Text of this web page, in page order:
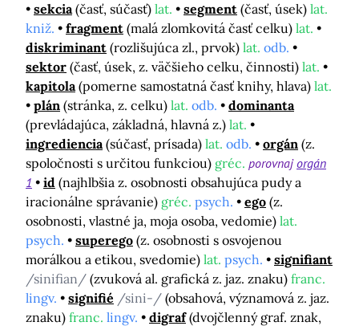
sekcia (časť, súčasť) lat. segment (časť, úsek) lat.
kniž.
fragment (malá zlomkovitá časť celku) lat.
diskriminant (rozlišujúca zl., prvok) lat. odb.
sektor (časť, úsek, z. väčšieho celku, činnosti) lat.
kapitola (pomerne samostatná časť knihy, hlava) lat.
plán (stránka, z. celku) lat. odb.
dominanta
(prevládajúca, základná, hlavná z.) lat.
ingrediencia (súčasť, prísada) lat. odb. orgán (z.
spoločnosti s určitou funkciou) gréc. porovnajorgán
1
id (najhlbšia z. osobnosti obsahujúca pudy a
iracionálne správanie) gréc. psych. ego (z.
osobnosti, vlastné ja, moja osoba, vedomie) lat.
psych.
superego (z. osobnosti s osvojenou
morálkou a etikou, svedomie) lat. psych.
signifiant
/sinifian/ (zvuková al. grafická z. jaz. znaku) franc.
lingv.
signifié /sini-/ (obsahová, významová z. jaz.
znaku) franc. lingv. digraf (dvojčlenný graf. znak,